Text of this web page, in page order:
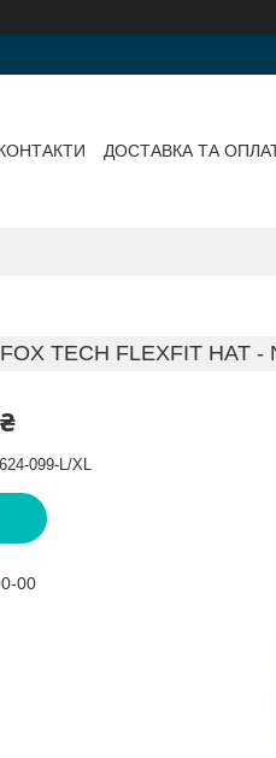
ДОСТАВКА ТА
TECH FLEXFIT HAT -
099-L/XL
00